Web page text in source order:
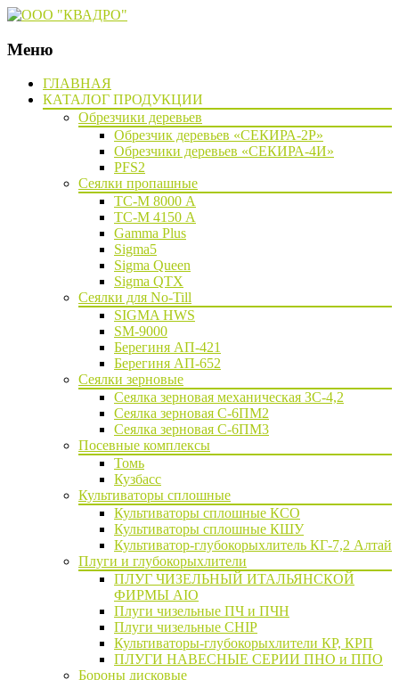
Меню
НаверхГЛАВНАЯ
КАТАЛОГ ПРОДУКЦИИ
Обрезчики деревьев
Обрезчик деревьев «СЕКИРА-2Р»
Обрезчики деревьев «СЕКИРА-4И»
PFS2
Сеялки пропашные
ТС-М 8000 А
ТС-М 4150 А
Gamma Plus
Sigma5
Sigma Queen
Sigma QTX
Сеялки для No-Till
SIGMA HWS
SM-9000
Берегиня АП-421
Берегиня АП-652
Сеялки зерновые
Сеялка зерновая механическая ЗС-4,2
Сеялка зерновая C-6ПМ2
Сеялка зерновая С-6ПМ3
Посевные комплексы
Томь
Кузбасс
Культиваторы сплошные
Культиваторы сплошные КСО
Культиваторы сплошные КШУ
Культиватор-глубокорыхлитель КГ-7,2 Алтай
Плуги и глубокорыхлители
ПЛУГ ЧИЗЕЛЬНЫЙ ИТАЛЬЯНСКОЙ
ФИРМЫ AIO
Плуги чизельные ПЧ и ПЧН
Плуги чизельные CHIP
Культиваторы-глубокорыхлители КР, КРП
ПЛУГИ НАВЕСНЫЕ СЕРИИ ПНО и ППО
Бороны дисковые